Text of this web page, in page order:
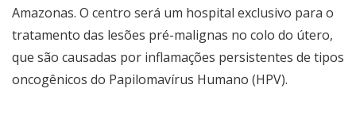
Amazonas. O centro será um hospital exclusivo para o
tratamento das lesões pré-malignas no colo do útero,
que são causadas por inflamações persistentes de tipos
oncogênicos do Papilomavírus Humano (HPV).